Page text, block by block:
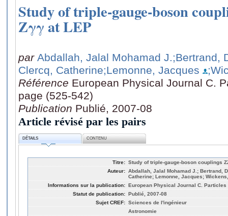
Study of triple-gauge-boson
Zγγ at LEP
par Abdallah, Jalal Mohamad J.;Bertrand,
Clercq, Catherine;Lemonne, Jacques
Référence European Physical Journal C.
page (525-542)
Publication Publié, 2007-08
Article révisé par les pairs
DÉTAILS CONTENU
Titre: Study of triple-gauge-boson couplings
Auteur: Abdallah, Jalal Mohamad J.; Bertrand,
Catherine; Lemonne, Jacques;
Informations sur la publication: European Physical Journal C. Particles
Statut de publication: Publié, 2007-08
Sujet CREF: Sciences de l'ingénieur
Astronomie